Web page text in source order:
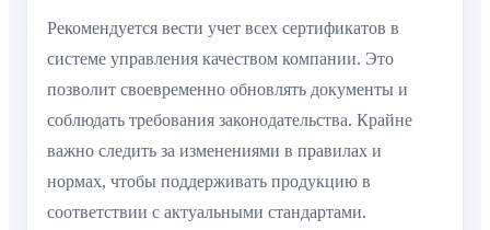
Рекомендуется вести учет всех сертификатов в
системе управления качеством компании. Это
позволит своевременно обновлять документы и
соблюдать требования законодательства. Крайне
важно следить за изменениями в правилах и
нормах, чтобы поддерживать продукцию в
соответствии с актуальными стандартами.